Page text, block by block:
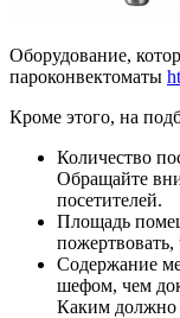
Оборудование,
пароконвектоматы
Кроме этого, на
Количество
Обращайте
посетителей.
Площадь
пожертвовать,
Содержание
шефом, чем
Каким должно